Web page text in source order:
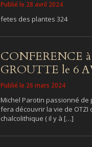
Publié le 28 avril 2024
fetes des plantes 324
CONFERENCE
GROUTTE le 6
Publié le 26 mars 2024
Michel Parotin passionné
fera découvrir la vie de OTZI
chalcolithique ( il y à […]